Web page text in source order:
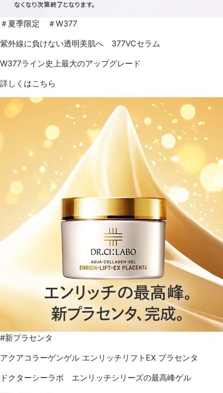
＃夏季限定 ＃W377
紫外線に負けない透明美肌へ 377VCセラム
W377ライン史上最大のアップグレード
詳しくはこちら
#新プラセンタ
アクアコラーゲンゲル エンリッチリフトEX プラセンタ
ドクターシーラボ エンリッチシリーズの最高峰ゲル